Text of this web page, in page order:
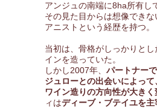
アンジュの南端に8ha所有し
その見た目からは想像でき
アニストという経歴を持つ。
当初は、骨格がしっかりと
インを造っていた。
しかし2007年、 パートナー
ジュローとの出会いによって
ワイン造りの方向性が大きく
ィはディーブ・ブテイユを主